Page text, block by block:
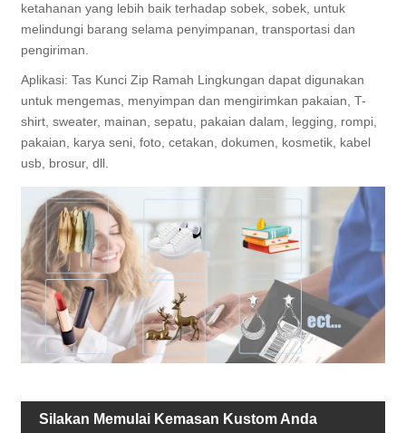
ketahanan yang lebih baik terhadap sobek, sobek, untuk
melindungi barang selama penyimpanan, transportasi dan
pengiriman.
Aplikasi: Tas Kunci Zip Ramah Lingkungan dapat digunakan
untuk mengemas, menyimpan dan mengirimkan pakaian, T-
shirt, sweater, mainan, sepatu, pakaian dalam, legging, rompi,
pakaian, karya seni, foto, cetakan, dokumen, kosmetik, kabel
usb, brosur, dll.
Silakan Memulai Kemasan Kustom Anda